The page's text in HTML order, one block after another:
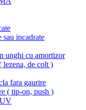
sau incadrate
unghi cu amortizor
lezena, de colt )
fara gaurire
( tip-on, push )